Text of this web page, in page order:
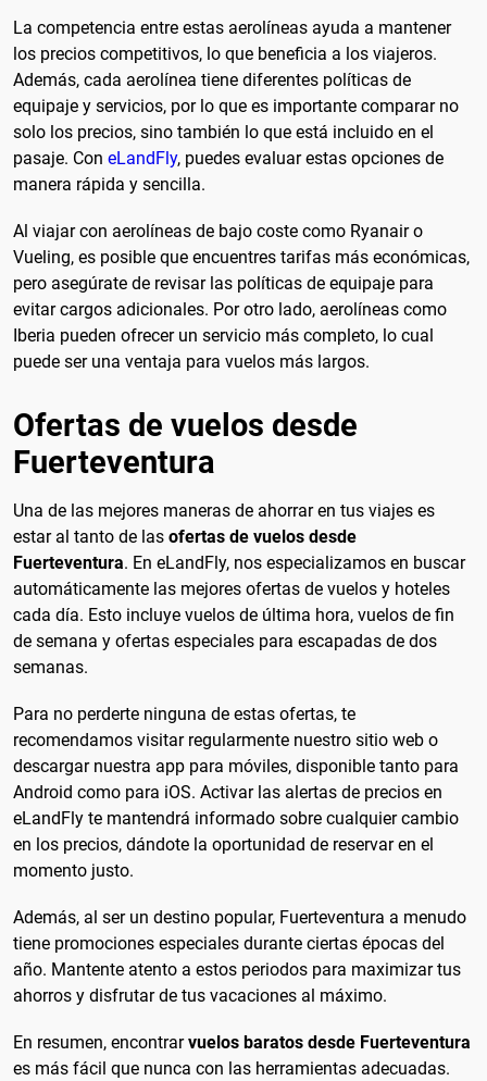
La competencia entre estas aerolíneas ayuda a mantener
los precios competitivos, lo que beneficia a los viajeros.
Además, cada aerolínea tiene diferentes políticas de
equipaje y servicios, por lo que es importante comparar no
solo los precios, sino también lo que está incluido en el
pasaje. Con eLandFly, puedes evaluar estas opciones de
manera rápida y sencilla.
Al viajar con aerolíneas de bajo coste como Ryanair o
Vueling, es posible que encuentres tarifas más económicas,
pero asegúrate de revisar las políticas de equipaje para
evitar cargos adicionales. Por otro lado, aerolíneas como
Iberia pueden ofrecer un servicio más completo, lo cual
puede ser una ventaja para vuelos más largos.
Ofertas de vuelos desde
Fuerteventura
Una de las mejores maneras de ahorrar en tus viajes es
estar al tanto de las ofertas de vuelos desde
Fuerteventura. En eLandFly, nos especializamos en buscar
automáticamente las mejores ofertas de vuelos y hoteles
cada día. Esto incluye vuelos de última hora, vuelos de fin
de semana y ofertas especiales para escapadas de dos
semanas.
Para no perderte ninguna de estas ofertas, te
recomendamos visitar regularmente nuestro sitio web o
descargar nuestra app para móviles, disponible tanto para
Android como para iOS. Activar las alertas de precios en
eLandFly te mantendrá informado sobre cualquier cambio
en los precios, dándote la oportunidad de reservar en el
momento justo.
Además, al ser un destino popular, Fuerteventura a menudo
tiene promociones especiales durante ciertas épocas del
año. Mantente atento a estos periodos para maximizar tus
ahorros y disfrutar de tus vacaciones al máximo.
En resumen, encontrarvuelos baratos desde Fuerteventura
es más fácil que nunca con las herramientas adecuadas.